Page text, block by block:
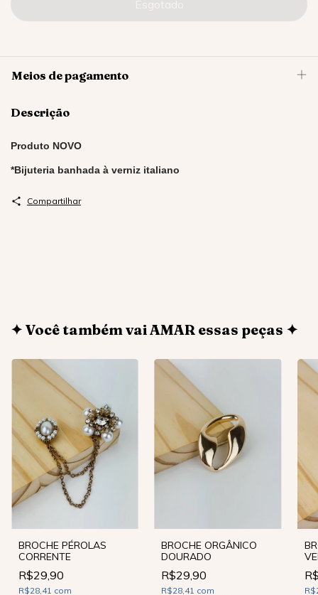
Meios de pagamento
Descrição
Produto NOVO
*Bijuteria banhada à verniz italiano
Compartilhar
✦ Você também vai AMAR essas peças ✦
BROCHE PÉROLAS
CORRENTE
R$29,90
R$28,41 com
BROCHE ORGÂNICO
DOURADO
R$29,90
R$28,41 com